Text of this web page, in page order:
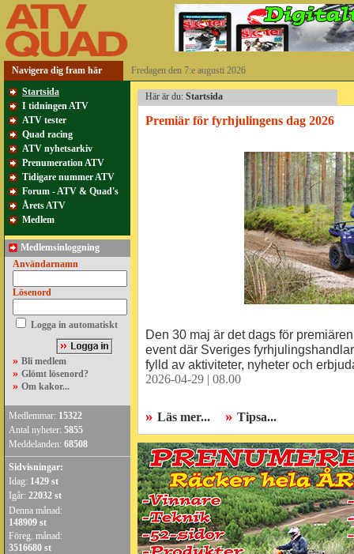
Navigera dig fram här
Fredagen den 7:e augusti 2026
Startsida
I tidningen ATV
ATV tester
Quad racing
ATV nyhetsarkiv
Prenumeration ATV
Tidigare nummer ATV
Forum - ATV & Quad's
Årets ATV
Medlem
Medlemsinloggning
Användarnamn
Lösenord
Logga in automatiskt
» Bli medlem
» Glömt lösenord?
» Om kakor...
Medlemmar: 15322
Antal nyheter: 5855
Meddelanden: 68508
Sidvisningar:
Idag: 1429 st
Igår: 22032 st
Denna månad:
148909 st
Föreg. månad:
3516680 st
Här är du: Startsida
Premiär för fyrhjulingens dag 2026
Den 30 maj är det dags för
event där Sveriges
fylld av aktiviteter, nyheter och
2026-04-29 | 08.00
» Läs mer... » Tipsa...